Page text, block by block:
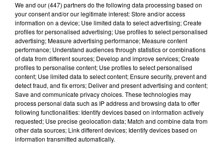
Lecture (4 min 24 sec)
100%
100% Radio les infos du Lot
We and our (447) partnersdo the following data processing based on
your consent and/or our legitimate interest: Store and/or access
information on a device; Use limited data to select advertising; Create
profiles for personalised advertising; Use profiles to select personalised
advertising; Measure advertising performance; Measure content
performance; Understand audiences through statistics or combinations
of data from different sources; Develop and improve services; Create
profiles to personalise content; Use profiles to select personalised
content; Use limited data to select content; Ensure security, prevent and
detect fraud, and fix errors; Deliver and present advertising and content;
Save and communicate privacy choices. These technologies may
process personal data such as IP address and browsing data to offer
following functionalities: Identify devices based on information actively
requested; Use precise geolocation data; Match and combine data from
other data sources; Link different devices; Identify devices based on
information transmitted automatically.